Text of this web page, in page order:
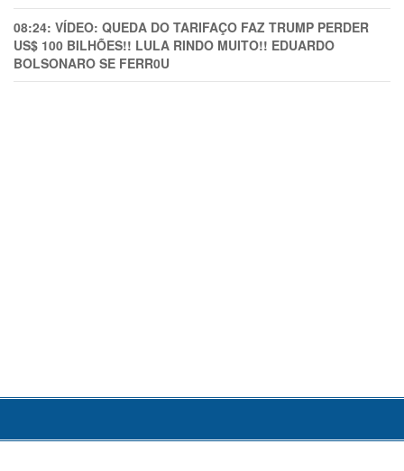
08:24: VÍDEO: QUEDA DO TARIFAÇO FAZ TRUMP PERDER
US$ 100 BILHÕES!! LULA RINDO MUITO!! EDUARDO
BOLSONARO SE FERR0U